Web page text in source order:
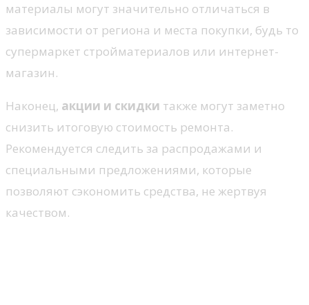
материалы могут значительно отличаться в
зависимости от региона и места покупки, будь то
супермаркет стройматериалов или интернет-
магазин.
Наконец, акции и скидки также могут заметно
снизить итоговую стоимость ремонта.
Рекомендуется следить за распродажами и
специальными предложениями, которые
позволяют сэкономить средства, не жертвуя
качеством.